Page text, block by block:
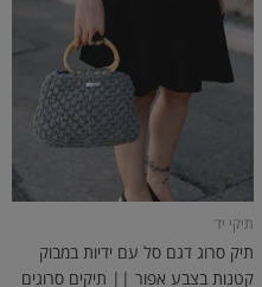
תיקי יד
תיק סרוג דגם סל עם ידיות במבוק
קטנות בצבע אפור || תיקים סרוגים